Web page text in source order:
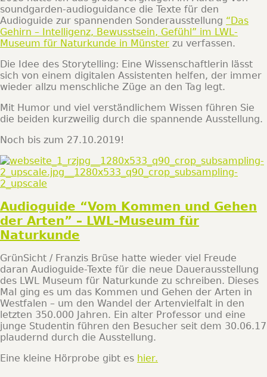
soundgarden-audioguidance die Texte für den
Audioguide zur spannenden Sonderausstellung “Das
Gehirn – Intelligenz, Bewusstsein, Gefühl” im LWL-
Museum für Naturkunde in Münster zu verfassen.
Die Idee des Storytelling: Eine Wissenschaftlerin lässt
sich von einem digitalen Assistenten helfen, der immer
wieder allzu menschliche Züge an den Tag legt.
Mit Humor und viel verständlichem Wissen führen Sie
die beiden kurzweilig durch die spannende Ausstellung.
Noch bis zum 27.10.2019!
Audioguide “Vom Kommen und Gehen
der Arten” – LWL-Museum für
Naturkunde
GrünSicht / Franzis Brüse hatte wieder viel Freude
daran Audioguide-Texte für die neue Dauerausstellung
des LWL Museum für Naturkunde zu schreiben. Dieses
Mal ging es um das Kommen und Gehen der Arten in
Westfalen – um den Wandel der Artenvielfalt in den
letzten 350.000 Jahren. Ein alter Professor und eine
junge Studentin führen den Besucher seit dem 30.06.17
plaudernd durch die Ausstellung.
Eine kleine Hörprobe gibt es hier.